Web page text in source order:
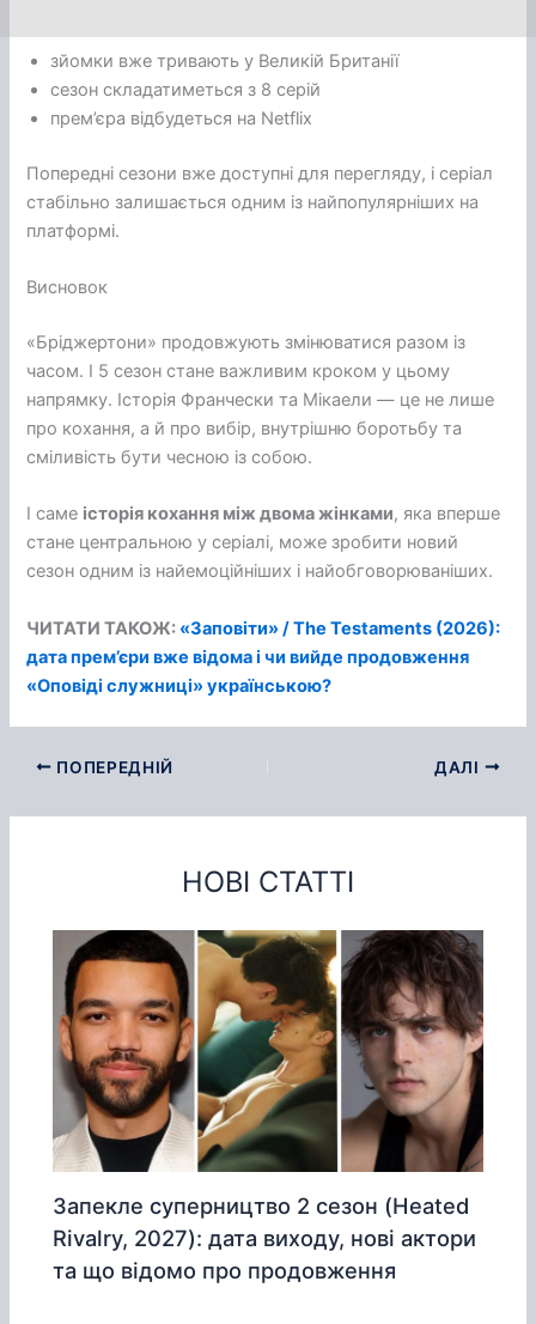
зйомки вже тривають у Великій Британії
сезон складатиметься з 8 серій
прем’єра відбудеться на Netflix
Попередні сезони вже доступні для перегляду, і серіал
стабільно залишається одним із найпопулярніших на
платформі.
Висновок
«Бріджертони» продовжують змінюватися разом із
часом. І 5 сезон стане важливим кроком у цьому
напрямку. Історія Франчески та Мікаели — це не лише
про кохання, а й про вибір, внутрішню боротьбу та
сміливість бути чесною із собою.
І саме історія кохання між двома жінками, яка вперше
стане центральною у серіалі, може зробити новий
сезон одним із найемоційніших і найобговорюваніших.
ЧИТАТИ ТАКОЖ: «Заповіти» / The Testaments (2026):
дата прем’єри вже відома і чи вийде продовження
«Оповіді служниці» українською?
ПОПЕРЕДНІЙ ДАЛІ
НОВІ СТАТТІ
Запекле суперництво 2 сезон (Heated
Rivalry, 2027): дата виходу, нові актори
та що відомо про продовження